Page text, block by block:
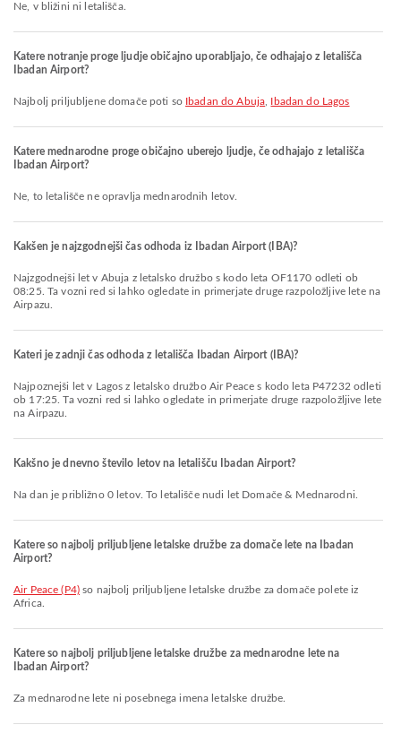
Ne, v bližini ni letališča.
Katere notranje proge ljudje običajno uporabljajo, če odhajajo z letališča
Ibadan Airport?
Najbolj priljubljene domače poti so Ibadan do Abuja Ibadan do Lagos
Katere mednarodne proge običajno uberejo ljudje, če odhajajo z letališča
Ibadan Airport?
Ne, to letališče ne opravlja mednarodnih letov.
Kakšen je najzgodnejši čas odhoda iz Ibadan Airport (IBA)?
Najzgodnejši let v Abuja z letalsko družbo s kodo leta OF1170 odleti ob
08:25. Ta vozni red si lahko ogledate in primerjate druge razpoložljive lete na
Airpazu.
Kateri je zadnji čas odhoda z letališča Ibadan Airport (IBA)?
Najpoznejši let v Lagos z letalsko družbo Air Peace s kodo leta P47232 odleti
ob 17:25. Ta vozni red si lahko ogledate in primerjate druge razpoložljive lete
na Airpazu.
Kakšno je dnevno število letov na letališču Ibadan Airport?
Na dan je približno 0 letov. To letališče nudi let Domače & Mednarodni.
Katere so najbolj priljubljene letalske družbe za domače lete na Ibadan
Airport?
Air Peace (P4)so najbolj priljubljene letalske družbe za domače polete iz
Africa.
Katere so najbolj priljubljene letalske družbe za mednarodne lete na
Ibadan Airport?
Za mednarodne lete ni posebnega imena letalske družbe.